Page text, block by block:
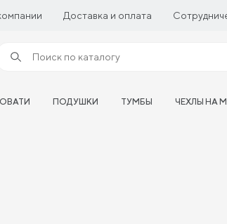
Доставка и оплата
ПОДУШКИ ТУМБЫ ЧЕХЛЫ НА